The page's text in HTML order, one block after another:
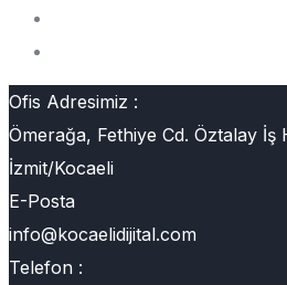
Ofis Adresimiz :
Ömerağa, Fethiye Cd. Öztalay İş
İzmit/Kocaeli
E-Posta
info@kocaelidijital.com
Telefon :